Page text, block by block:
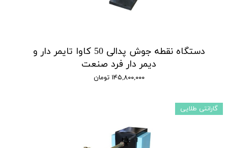
دستگاه نقطه جوش پدالی 50 کاوا تایمر دار و
دیمر دار فرد صنعت
۱۴۵,۸۰۰,۰۰۰ تومان
گارانتی طلایی